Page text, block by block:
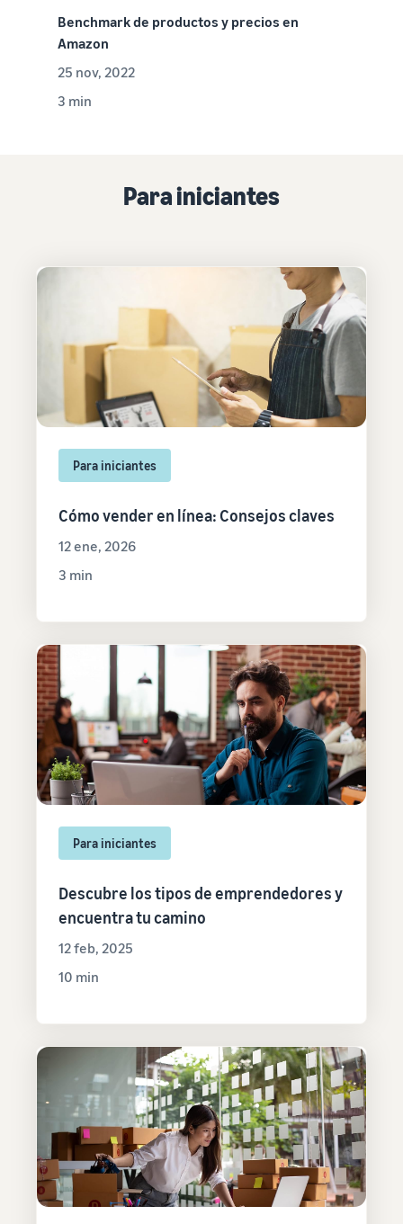
Benchmark de productos y precios en
Amazon
25 nov, 2022
3 min
Para iniciantes
Para iniciantes
Cómo vender en línea: Consejos claves
12 ene, 2026
3 min
Para iniciantes
Descubre los tipos de emprendedores y
encuentra tu camino
12 feb, 2025
10 min